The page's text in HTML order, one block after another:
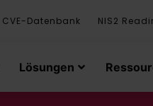
CVE-Datenbank NIS2
Lösungen